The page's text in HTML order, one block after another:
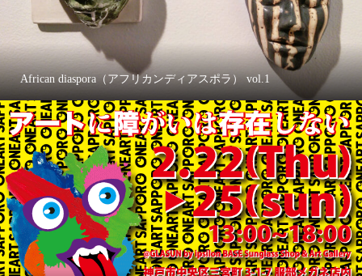
African diaspora（アフリカンディアスポラ） vol.1